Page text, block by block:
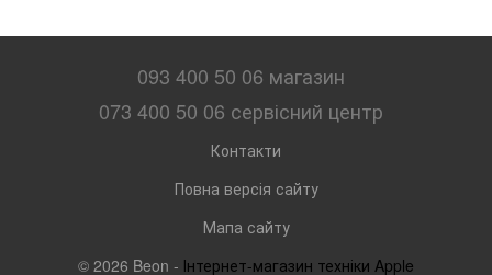
093 400 50 06 магазин
073 400 50 06 сервісний центр
Контакти
Повна версія сайту
Мапа сайту
© 2026 Beon - Інтернет-магазин техніки Apple